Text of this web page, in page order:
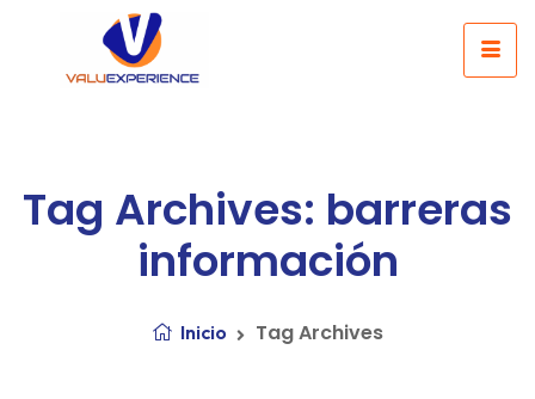
Tag Archives: barreras
información
Inicio Tag Archives